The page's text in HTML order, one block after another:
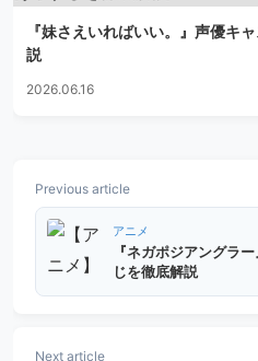
『妹さえいればいい。』声優キ
説
2026.06.16
Previous article
アニメ
『ネガポジアングラ
じを徹底解説
Next article